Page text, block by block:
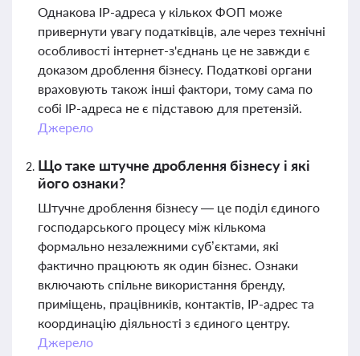
Однакова IP-адреса у кількох ФОП може
привернути увагу податківців, але через технічні
особливості інтернет-з'єднань це не завжди є
доказом дроблення бізнесу. Податкові органи
враховують також інші фактори, тому сама по
собі IP-адреса не є підставою для претензій.
Джерело
Що таке штучне дроблення бізнесу і які
його ознаки?
Штучне дроблення бізнесу — це поділ єдиного
господарського процесу між кількома
формально незалежними суб’єктами, які
фактично працюють як один бізнес. Ознаки
включають спільне використання бренду,
приміщень, працівників, контактів, IP-адрес та
координацію діяльності з єдиного центру.
Джерело